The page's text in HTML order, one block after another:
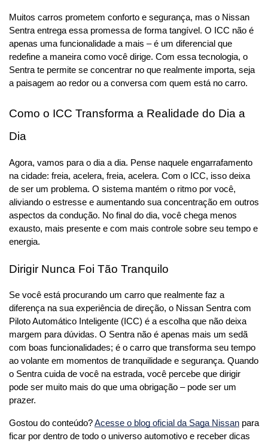
Muitos carros prometem conforto e segurança, mas o Nissan
Sentra entrega essa promessa de forma tangível. O ICC não é
apenas uma funcionalidade a mais – é um diferencial que
redefine a maneira como você dirige. Com essa tecnologia, o
Sentra te permite se concentrar no que realmente importa, seja
a paisagem ao redor ou a conversa com quem está no carro.
Como o ICC Transforma a Realidade do Dia a
Dia
Agora, vamos para o dia a dia. Pense naquele engarrafamento
na cidade: freia, acelera, freia, acelera. Com o ICC, isso deixa
de ser um problema. O sistema mantém o ritmo por você,
aliviando o estresse e aumentando sua concentração em outros
aspectos da condução. No final do dia, você chega menos
exausto, mais presente e com mais controle sobre seu tempo e
energia.
Dirigir Nunca Foi Tão Tranquilo
Se você está procurando um carro que realmente faz a
diferença na sua experiência de direção, o Nissan Sentra com
Piloto Automático Inteligente (ICC) é a escolha que não deixa
margem para dúvidas. O Sentra não é apenas mais um sedã
com boas funcionalidades; é o carro que transforma seu tempo
ao volante em momentos de tranquilidade e segurança. Quando
o Sentra cuida de você na estrada, você percebe que dirigir
pode ser muito mais do que uma obrigação – pode ser um
prazer.
Gostou do conteúdo? Acesse o blog oficial da Saga Nissan para
ficar por dentro de todo o universo automotivo e receber dicas